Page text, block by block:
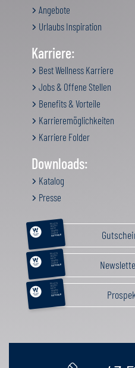
Angebote
Urlaubs Inspiration
Karriere:
Best Wellness Karriere
Jobs & Offene Stellen
Benefits & Vorteile
Karrieremöglichkeiten
Karriere Folder
Downloads:
Katalog
Presse
RELAX &
BEAUTY
AKTIV
GENUSS
FAMILIE
GUTSCHEIN
RELAX &
BEAUTY
AKTIV
GENUSS
FAMILIE
GUTSCHEIN
RELAX &
BEAUTY
AKTIV
GENUSS
FAMILIE
GUTSCHEIN